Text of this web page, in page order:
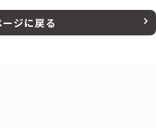
ジに戻る